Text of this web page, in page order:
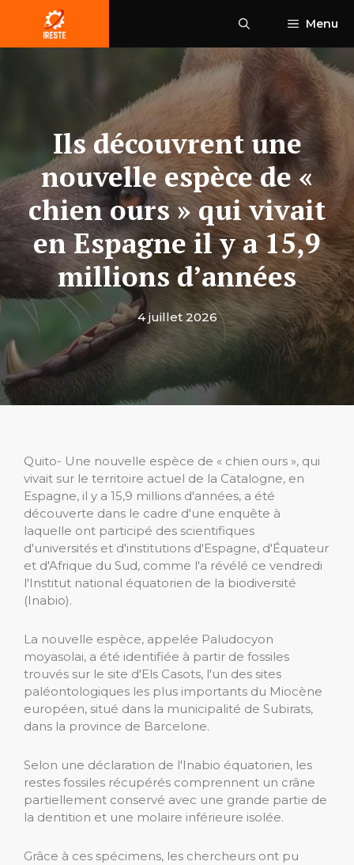
contenu
Menu
Ils découvrent une
nouvelle espèce de «
chien ours » qui vivait
en Espagne il y a 15,9
millions d’années
4 juillet 2026
Quito- Une nouvelle espèce de « chien ours », qui
vivait sur le territoire actuel de la Catalogne, en
Espagne, il y a 15,9 millions d'années, a été
découverte dans le cadre d'une enquête à
laquelle ont participé des scientifiques
d'universités et d'institutions d'Espagne, d'Équateur
et d'Afrique du Sud, comme l'a révélé ce vendredi
l'Institut national équatorien de la biodiversité
(Inabio).
La nouvelle espèce, appelée Paludocyon
moyasolai, a été identifiée à partir de fossiles
trouvés sur le site d'Els Casots, l'un des sites
paléontologiques les plus importants du Miocène
européen, situé dans la municipalité de Subirats,
dans la province de Barcelone.
Selon une déclaration de l'Inabio équatorien, les
restes fossiles récupérés comprennent un crâne
partiellement conservé avec une grande partie de
la dentition et une molaire inférieure isolée.
Grâce à ces spécimens, les chercheurs ont pu